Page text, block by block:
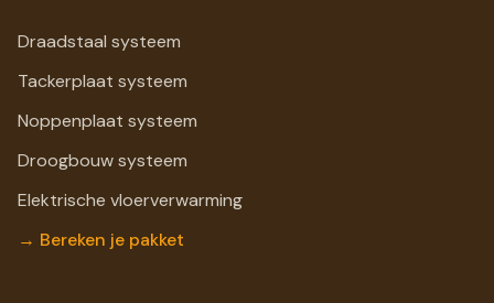
Draadstaal systeem
Tackerplaat systeem
Noppenplaat systeem
Droogbouw systeem
Elektrische vloerverwarming
→ Bereken je pakket